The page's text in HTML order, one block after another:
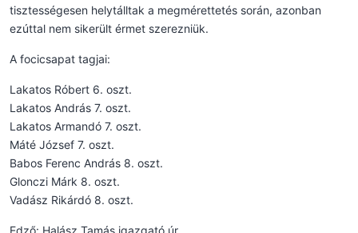
tisztességesen helytálltak a megmérettetés során, azonban
ezúttal nem sikerült érmet szerezniük.
A focicsapat tagjai:
Lakatos Róbert 6. oszt.
Lakatos András 7. oszt.
Lakatos Armandó 7. oszt.
Máté József 7. oszt.
Babos Ferenc András 8. oszt.
Glonczi Márk 8. oszt.
Vadász Rikárdó 8. oszt.
Edző: Halász Tamás igazgató úr